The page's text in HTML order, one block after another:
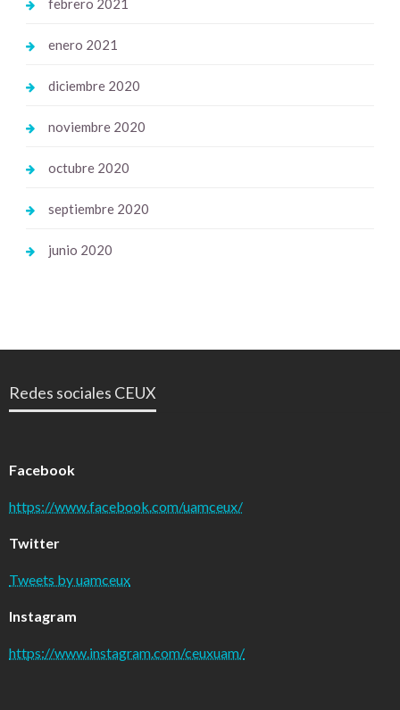
febrero 2021
enero 2021
diciembre 2020
noviembre 2020
octubre 2020
septiembre 2020
junio 2020
Redes sociales CEUX
Facebook
https://www.facebook.com/uamceux/
Twitter
Tweets by uamceux
Instagram
https://www.instagram.com/ceuxuam/